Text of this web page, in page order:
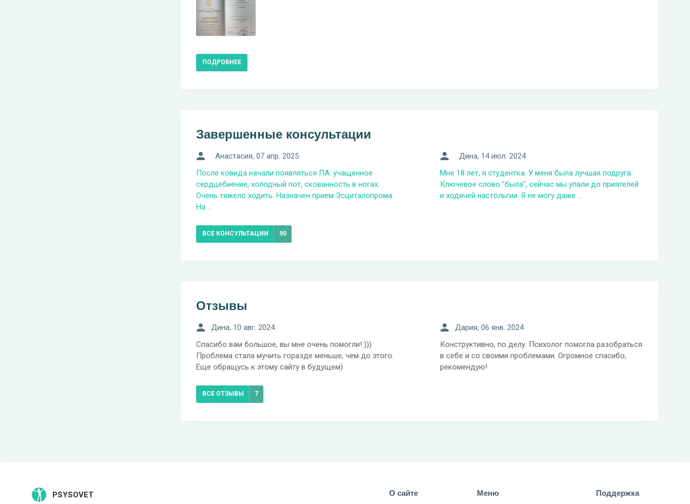
ПОДРОБНЕЕ
Завершенные консультации
Анастасия, 07 апр. 2025
После ковида начали появляться ПА: учащенное
сердцебиение, холодный пот, скованность в ногах.
Очень тяжело ходить. Назначен прием Эсциталопрома.
На ...
Дина, 14 июл. 2024
Мне 18 лет, я студентка. У меня была лучшая подруга.
Ключевое слово "была", сейчас мы упали до приятелей
и ходячей настольгии. Я не могу даже ...
ВСЕ КОНСУЛЬТАЦИИ 90
Отзывы
Дина, 10 авг. 2024
Спасибо вам большое, вы мне очень помогли! )))
Проблема стала мучить горазде меньше, чем до этого.
Еще обращусь к этому сайту в будущем)
Дария, 06 янв. 2024
Конструктивно, по делу. Психолог помогла разобраться
в себе и со своими проблемами. Огромное спасибо,
рекомендую!
ВСЕ ОТЗЫВЫ 7
PSYSOVET О сайте Меню Поддержка